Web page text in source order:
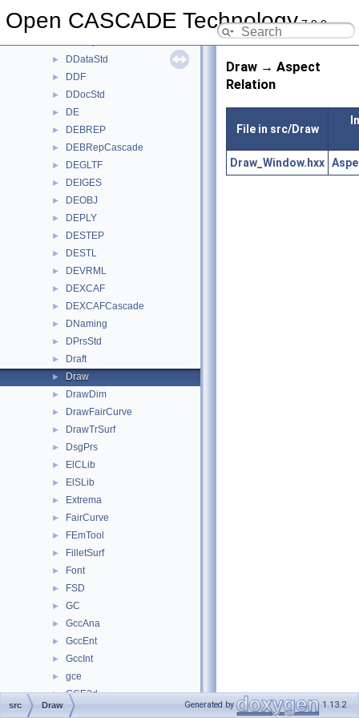
Open CASCADE Technology7.9.0
D3DHostTest
► DDataStd
► DDF
► DDocStd
► DE
► DEBREP
► DEBRepCascade
► DEGLTF
► DEIGES
► DEOBJ
► DEPLY
► DESTEP
► DESTL
► DEVRML
► DEXCAF
► DEXCAFCascade
► DNaming
► DPrsStd
► Draft
► Draw
► DrawDim
► DrawFairCurve
► DrawTrSurf
► DsgPrs
► ElCLib
► ElSLib
► Extrema
► FairCurve
► FEmTool
► FilletSurf
► Font
► FSD
► GC
► GccAna
► GccEnt
► GccInt
► gce
► GCE2d
► GCPnts
Draw → Aspect
Relation
File in src/Draw
Draw_Window.hxx
src Draw Generated by 1.13.2